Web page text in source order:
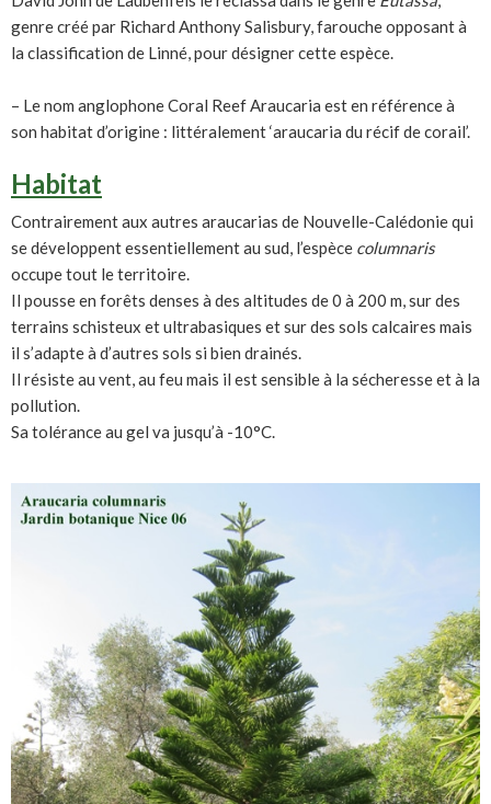
genre créé par Richard Anthony Salisbury, farouche opposant à
la classification de Linné, pour désigner cette espèce.
– Le nom anglophone Coral Reef Araucaria est en référence à
son habitat d’origine : littéralement ‘araucaria du récif de corail’.
Habitat
Contrairement aux autres araucarias de Nouvelle-Calédonie qui
se développent essentiellement au sud, l’espèce columnaris
occupe tout le territoire.
Il pousse en forêts denses à des altitudes de 0 à 200 m, sur des
terrains schisteux et ultrabasiques et sur des sols calcaires mais
il s’adapte à d’autres sols si bien drainés.
Il résiste au vent, au feu mais il est sensible à la sécheresse et à la
pollution.
Sa tolérance au gel va jusqu’à -10°C.